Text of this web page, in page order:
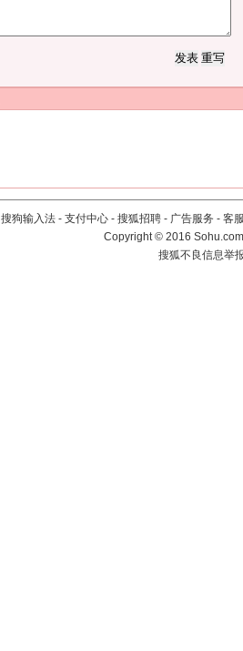
搜狗输入法 - 支付中心 - 搜狐招聘 - 广告服务 - 客
Copyright©2016
搜狐不良信息举